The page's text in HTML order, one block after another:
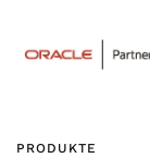
PRODUKTE